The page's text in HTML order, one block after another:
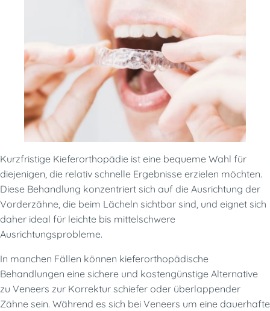
Kurzfristige Kieferorthopädie ist eine bequeme Wahl für
diejenigen, die relativ schnelle Ergebnisse erzielen möchten.
Diese Behandlung konzentriert sich auf die Ausrichtung der
Vorderzähne, die beim Lächeln sichtbar sind, und eignet sich
daher ideal für leichte bis mittelschwere
Ausrichtungsprobleme.
In manchen Fällen können kieferorthopädische
Behandlungen eine sichere und kostengünstige Alternative
zu Veneers zur Korrektur schiefer oder überlappender
Zähne sein. Während es sich bei Veneers um eine dauerhafte